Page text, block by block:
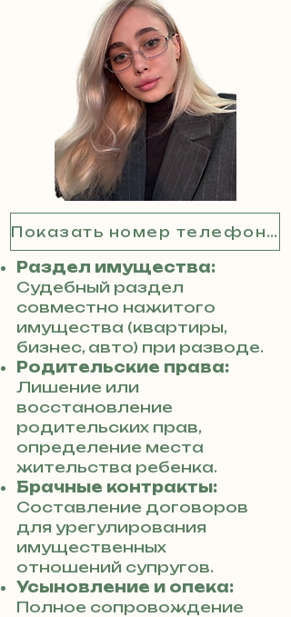
Показать номер телефона
Раздел имущества:
Судебный раздел
совместно нажитого
имущества (квартиры,
бизнес, авто) при разводе.
Родительские права:
Лишение или
восстановление
родительских прав,
определение места
жительства ребенка.
Брачные контракты:
Составление договоров
для урегулирования
имущественных
отношений супругов.
Усыновление и опека:
Полное сопровождение